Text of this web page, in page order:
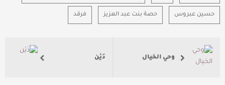
حسين عبروس حصة بنت عبد العزيز فرقد
وحي الخيال دَيْن